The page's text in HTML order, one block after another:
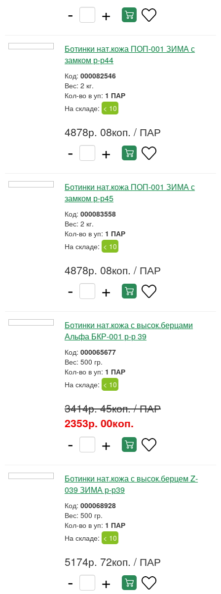
- +
Ботинки нат.кожа ПОП-001 ЗИМА с
замком р-р44
Код: 000082546
Вес: 2 кг.
Кол-во в уп: 1 ПАР
На складе: < 10
4878р. 08коп. / ПАР
- +
Ботинки нат.кожа ПОП-001 ЗИМА с
замком р-р45
Код: 000083558
Вес: 2 кг.
Кол-во в уп: 1 ПАР
На складе: < 10
4878р. 08коп. / ПАР
- +
Ботинки нат.кожа с высок.берцами
Альфа БКР-001 р-р 39
Код: 000065677
Вес: 500 гр.
Кол-во в уп: 1 ПАР
На складе: < 10
3414р. 45коп./ ПАР
2353р. 00коп.
- +
Ботинки нат.кожа с высок.берцем Z-
039 ЗИМА р-р39
Код: 000068928
Вес: 500 гр.
Кол-во в уп: 1 ПАР
На складе: < 10
5174р. 72коп. / ПАР
- +